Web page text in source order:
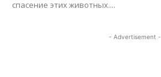
спасение этих животных....
- Advertisement -